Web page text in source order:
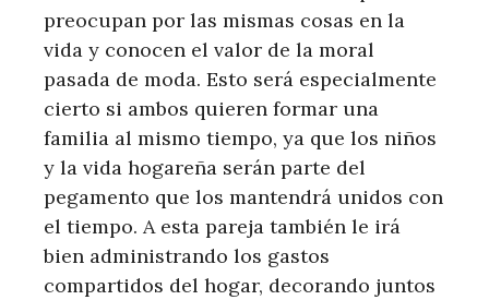
preocupan por las mismas cosas en la
vida y conocen el valor de la moral
pasada de moda. Esto será especialmente
cierto si ambos quieren formar una
familia al mismo tiempo, ya que los niños
y la vida hogareña serán parte del
pegamento que los mantendrá unidos con
el tiempo. A esta pareja también le irá
bien administrando los gastos
compartidos del hogar, decorando juntos